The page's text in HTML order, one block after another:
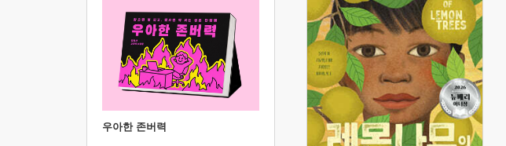
우아한 존버력